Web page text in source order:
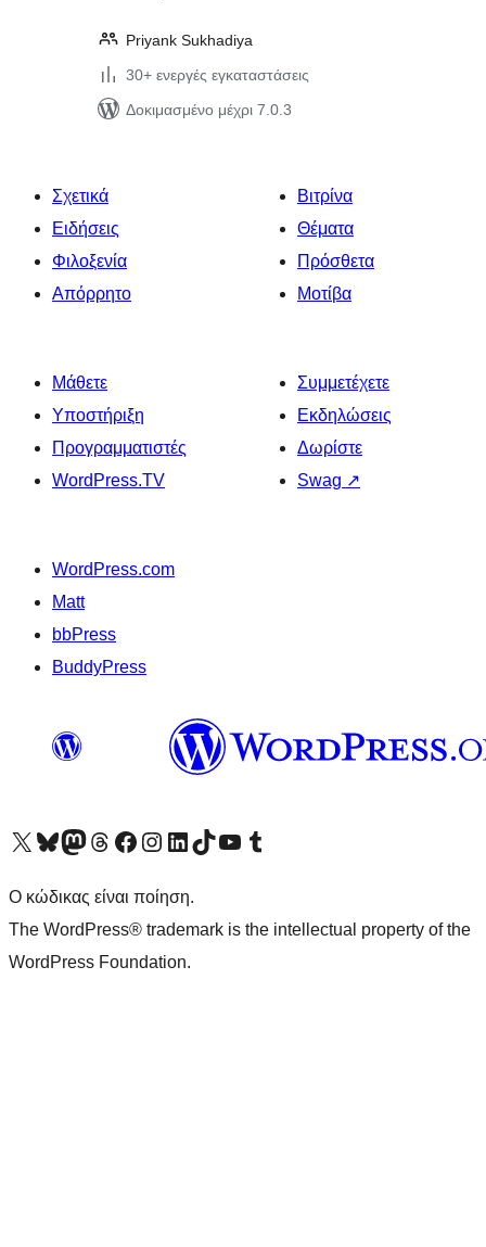
Priyank Sukhadiya
30+ ενεργές εγκαταστάσεις
Δοκιμασμένο μέχρι 7.0.3
Σχετικά
Ειδήσεις
Φιλοξενία
Απόρρητο
Βιτρίνα
Θέματα
Πρόσθετα
Μοτίβα
Μάθετε
Υποστήριξη
Προγραμματιστές
WordPress.TV
Συμμετέχετε
Εκδηλώσεις
Δωρίστε
Swag ↗
WordPress.com
Matt
bbPress
BuddyPress
Visit our X (formerly Twitter) account
Visit our Bluesky account
Επισκεφθείτε τον λογαριασμό μας στο Mastodon
Visit our Threads account
Επισκεφτείτε τη σελίδα μας στο Facebook
Επισκεφθείτε τον λογαριασμό μας Instagram
Επισκεφθείτε τον λογαριασμό μας LinkedIn
Visit our TikTok account
Visit our YouTube channel
Visit our Tumblr account
Ο κώδικας είναι ποίηση.
The WordPress® trademark is the intellectual property of the
WordPress Foundation.